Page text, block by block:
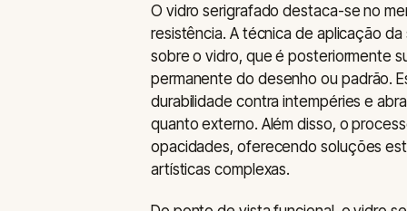
O vidro serigrafado destaca-se no
resistência. A técnica de aplicação
sobre o vidro, que é posteriormente
permanente do desenho ou padrão.
durabilidade contra intempéries e
quanto externo. Além disso, o
opacidades, oferecendo soluções
artísticas complexas.